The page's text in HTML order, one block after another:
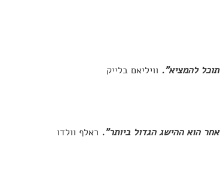
להמציא". וויליאם בלייק
הוא ההישג הגדול ביותר". ראלף וולדו